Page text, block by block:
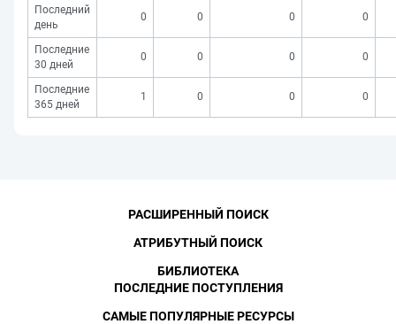
Последний
день
0 0 0 0
Последние
30 дней
0 0 0 0
Последние
365 дней
1 0 0 0
РАСШИРЕННЫЙ ПОИСК
АТРИБУТНЫЙ ПОИСК
БИБЛИОТЕКА
ПОСЛЕДНИЕ ПОСТУПЛЕНИЯ
САМЫЕ ПОПУЛЯРНЫЕ РЕСУРСЫ